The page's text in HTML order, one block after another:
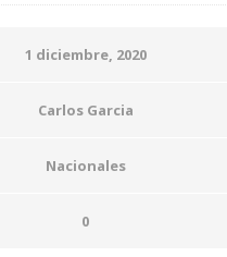
1 diciembre, 2020
Carlos Garcia
Nacionales
0